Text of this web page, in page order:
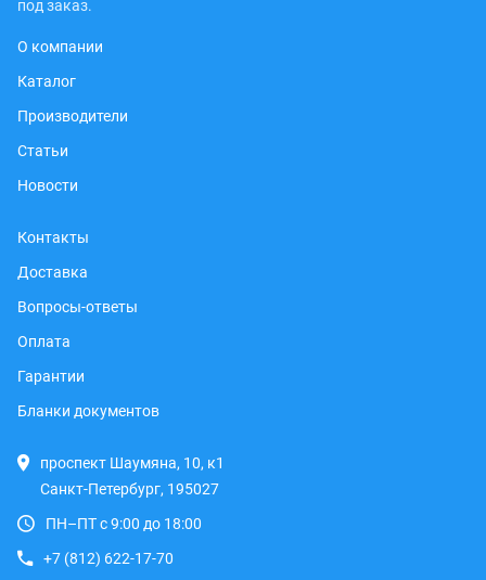
под заказ.
О компании
Каталог
Производители
Статьи
Новости
Контакты
Доставка
Вопросы-ответы
Оплата
Гарантии
Бланки документов
проспект Шаумяна, 10, к1
Санкт-Петербург, 195027
ПН–ПТ с 9:00 до 18:00
+7 (812) 622-17-70